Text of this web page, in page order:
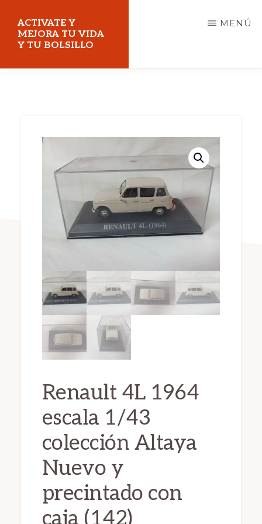
contenido
principal
ACTIVATE Y
MEJORA TU VIDA
Y TU BOLSILLO
MENÚ
Renault 4L 1964
escala 1/43
colección Altaya
Nuevo y
precintado con